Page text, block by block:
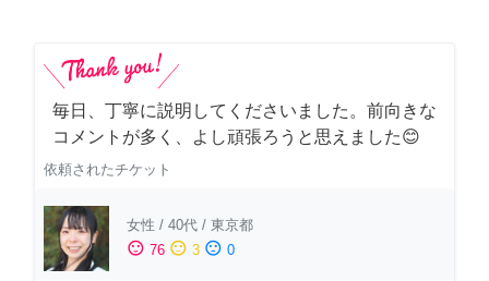
毎日、丁寧に説明してくださいました。前向きな
コメントが多く、よし頑張ろうと思えました😊
依頼されたチケット
女性 / 40代 / 東京都
sentiment_satisfied 76 sentiment_neutral 3 sentiment_dissatisfied 0